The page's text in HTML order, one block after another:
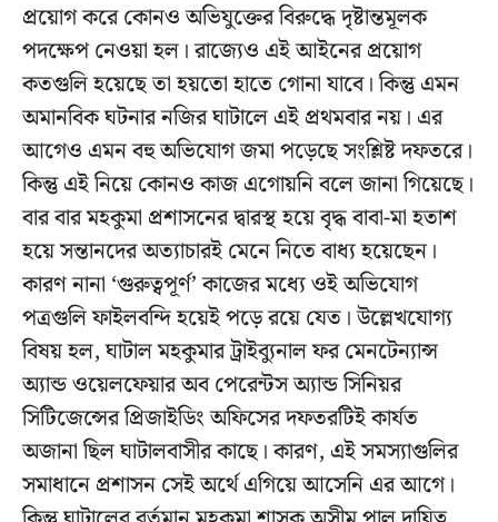
প্রয়োগ করে কোনও অভিযুক্তের বিরুদ্ধে দৃষ্টান্তমূলক
পদক্ষেপ নেওয়া হল। রাজ্যেও এই আইনের প্রয়োগ
কতগুলি হয়েছে তা হয়তো হাতে গোনা যাবে। কিন্তু এমন
অমানবিক ঘটনার নজির ঘাটালে এই প্রথমবার নয়। এর
আগেও এমন বহু অভিযোগ জমা পড়েছে সংশ্লিষ্ট দফতরে।
কিন্তু এই নিয়ে কোনও কাজ এগোয়নি বলে জানা গিয়েছে।
বার বার মহকুমা প্রশাসনের দ্বারস্থ হয়ে বৃদ্ধ বাবা-মা হতাশ
হয়ে সন্তানদের অত্যাচারই মেনে নিতে বাধ্য হয়েছেন।
কারণ নানা ‘গুরুত্বপূর্ণ’ কাজের মধ্যে ওই অভিযোগ
পত্রগুলি ফাইলবন্দি হয়েই পড়ে রয়ে যেত। উল্লেখযোগ্য
বিষয় হল, ঘাটাল মহকুমার ট্রাইব্যুনাল ফর মেনটেন্যান্স
অ্যান্ড ওয়েলফেয়ার অব পেরেন্টস অ্যান্ড সিনিয়র
সিটিজেন্সের প্রিজাইডিং অফিসের দফতরটিই কার্যত
অজানা ছিল ঘাটালবাসীর কাছে। কারণ, এই সমস্যাগুলির
সমাধানে প্রশাসন সেই অর্থে এগিয়ে আসেনি এর আগে।